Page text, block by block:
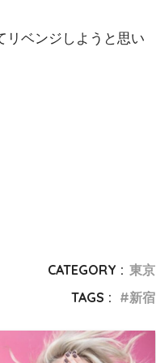
リベンジしようと思い
CATEGORY : 東京
TAGS :
新宿